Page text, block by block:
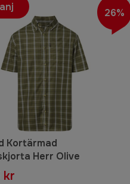
Kortärmad
Herr Olive
kr
26%